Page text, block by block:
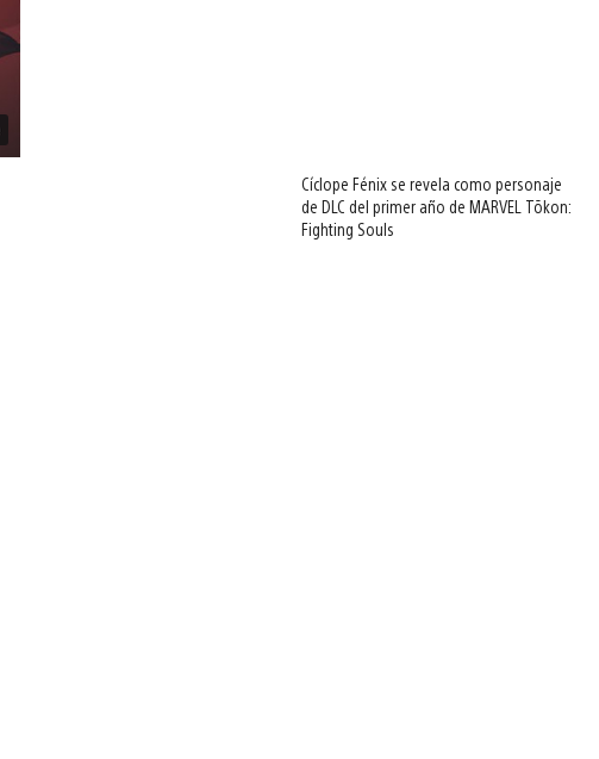
Cíclope Fénix se revela como personaje
de DLC del primer año de MARVEL Tōkon:
Fighting Souls